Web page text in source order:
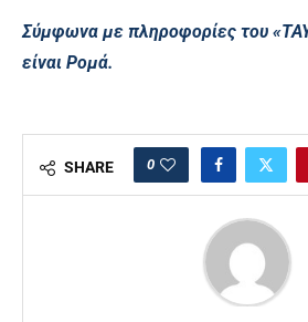
Σύμφωνα με πληροφορίες του
είναι Ρομά.
SHARE 0